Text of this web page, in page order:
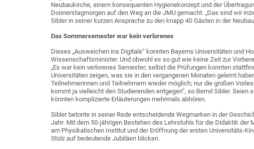
Neubaukirche, einem konsequenten Hygienekonzept und der
Donnerstagmorgen auf den Weg an die JMU gemacht. „Das sind wir
Sibler in seiner kurzen Ansprache zu den knapp 40 Gästen in der
Das Sommersemester war kein verlorenes
Dieses „Ausweichen ins Digitale“ konnten Bayerns Universitäten und
Wissenschaftsminister. Und obwohl es so gut wie keine Zeit zur
„Es war kein verlorenes Semester; selbst die Prüfungen konnten
Universitäten zeigen, was sie in den vergangenen Monaten gelernt
Teilnehmerinnen und Teilnehmern wieder möglich; nur die großen
kommt ja vielleicht den Studierenden entgegen“, so Bernd Sibler.
könnten komplizierte Erläuterungen mehrmals abhören.
Sibler betonte in seiner Rede entscheidende Wegmarken in der
Jahr: Mit dem 50-jährigen Bestehen des Lehrstuhls für die Didaktik der
am Physikalischen Institut und der Eröffnung der ersten Universitäts-
Stolz auf bedeutende Jubiläen blicken.